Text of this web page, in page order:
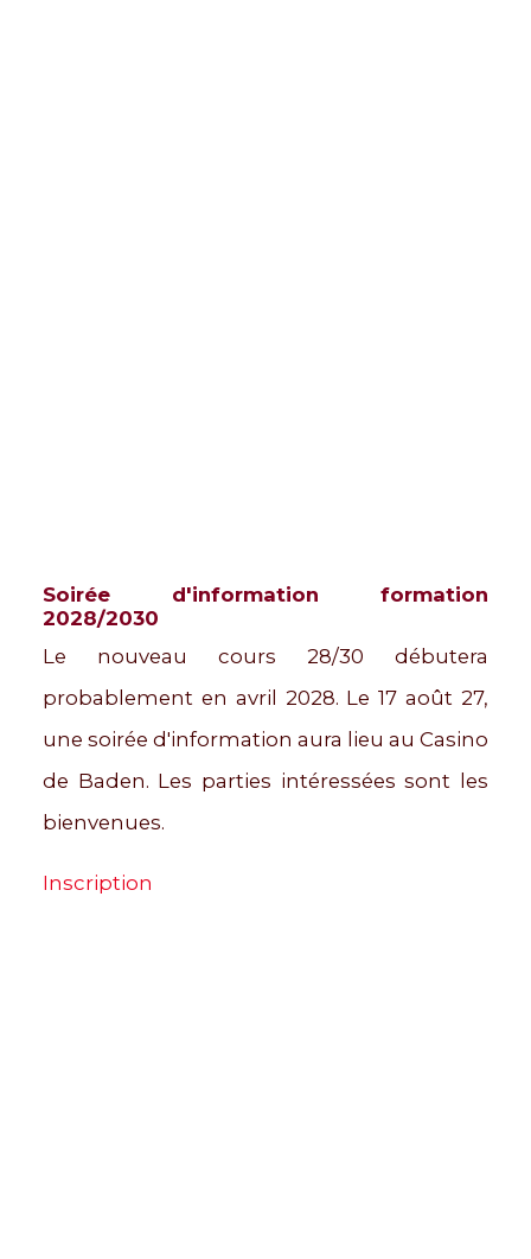
Soirée d'information formation
2028/2030
Le nouveau cours 28/30 débutera
probablement en avril 2028. Le 17 août 27,
une soirée d'information aura lieu au Casino
de Baden. Les parties intéressées sont les
bienvenues.
Inscription